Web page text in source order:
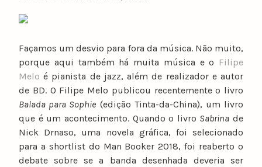
Façamos um desvio para fora da música. Não muito,
porque aqui também há muita música e o Filipe
Melo é pianista de jazz, além de realizador e autor
de BD. O Filipe Melo publicou recentemente o livro
Balada para Sophie (edição Tinta-da-China), um livro
que é um acontecimento. Quando o livro Sabrina de
Nick Drnaso, uma novela gráfica, foi selecionado
para a shortlist do Man Booker 2018, foi reaberto o
debate sobre se a banda desenhada deveria ser